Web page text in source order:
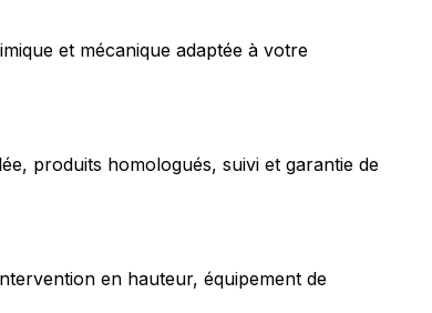
et mécanique adaptée à votre
produits homologués, suivi et garantie de
en hauteur, équipement de